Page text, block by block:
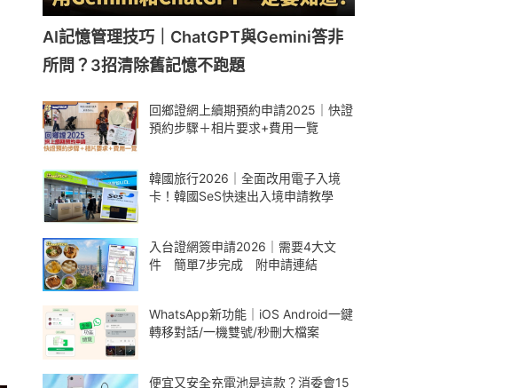
AI記憶管理技巧｜ChatGPT與Gemini答非
所問？3招清除舊記憶不跑題
回鄉證網上續期預約申請2025｜快證
預約步驟＋相片要求+費用一覽
韓國旅行2026｜全面改用電子入境
卡！韓國SeS快速出入境申請教學
入台證網簽申請2026｜需要4大文
件 簡單7步完成 附申請連結
WhatsApp新功能｜iOS Android一鍵
轉移對話/一機雙號/秒刪大檔案
便宜又安全充電池是這款？消委會15